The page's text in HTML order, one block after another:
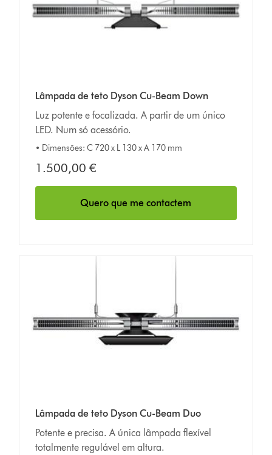
Lâmpada de teto Dyson Cu-Beam Down
Luz potente e focalizada. A partir de um único
LED. Num só acessório.
• Dimensões: C 720 x L 130 x A 170 mm
1.500,00 €
Quero que me contactem
Lâmpada de teto Dyson Cu-Beam Duo
Potente e precisa. A única lâmpada flexível
totalmente regulável em altura.